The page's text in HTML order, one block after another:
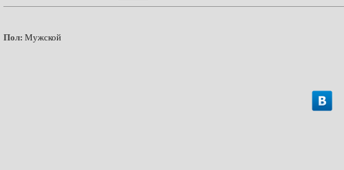
Пол: Мужской